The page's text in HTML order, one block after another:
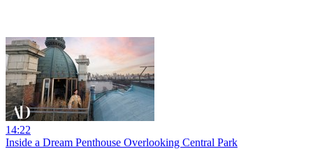
14:22
Inside a Dream Penthouse Overlooking Central Park